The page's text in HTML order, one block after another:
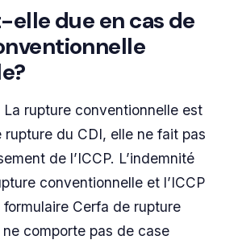
elle due en cas de
rupture conventionnelle est
rupture du CDI, elle ne fait pas
de l’ICCP. L’indemnité
conventionnelle et l’ICCP
Cerfa de rupture
comporte pas de case